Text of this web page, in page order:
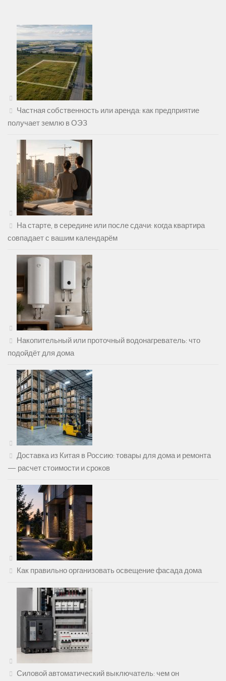
Частная собственность или аренда: как предприятие
получает землю в ОЭЗ
На старте, в середине или после сдачи: когда квартира
совпадает с вашим календарём
Накопительный или проточный водонагреватель: что
подойдёт для дома
Доставка из Китая в Россию: товары для дома и ремонта
— расчет стоимости и сроков
Как правильно организовать освещение фасада дома
Силовой автоматический выключатель: чем он